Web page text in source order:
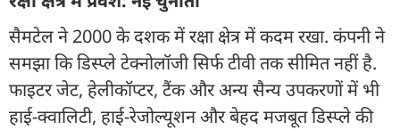
सैमटेल ने 2000 के दशक में रक्षा क्षेत्र में कदम रखा. कंपनी ने
समझा कि डिस्प्ले टेक्नोलॉजी सिर्फ टीवी तक सीमित नहीं है.
फाइटर जेट, हेलीकॉप्टर, टैंक और अन्य सैन्य उपकरणों में भी
हाई-क्वालिटी, हाई-रेजोल्यूशन और बेहद मजबूत डिस्प्ले की